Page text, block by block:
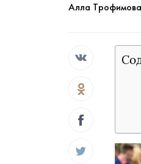
Алла Трофимова